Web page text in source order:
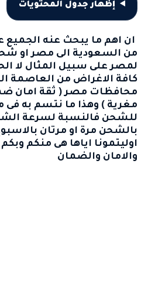
إظهار جدول المحتويات
ان اهم ما يبحث عنه الجميع
من السعودية الى مصراو
لمصرعلى سبيل المثال لا
كافة الاغراض من العاصمة
محافظات مصر ( ثقة امان
مغرية ) وهذا ما نتسم به فى
للشحن فالنسبة لسرعة
بالشحن مرة او مرتان
اوليتمونا اياها هى منكم
والامان والضمان